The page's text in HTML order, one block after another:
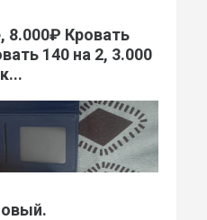
Кровать
140 на 2, 3.000